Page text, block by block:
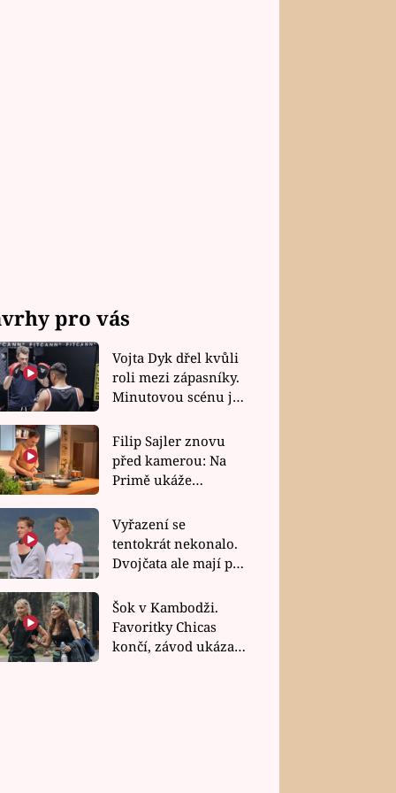
pro vás
Vojta Dyk dřel kvůli
roli mezi zápasníky.
Minutovou scénu jel
Filip Sajler znovu
před kamerou: Na
Primě ukáže
rychlé recepty
Vyřazení se
tentokrát nekonalo.
Dvojčata ale mají po
závodu nůž na krku
Šok v Kambodži.
Favoritky Chicas
končí, závod ukázal